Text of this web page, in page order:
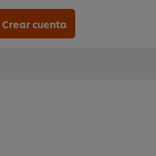
Crear cuenta